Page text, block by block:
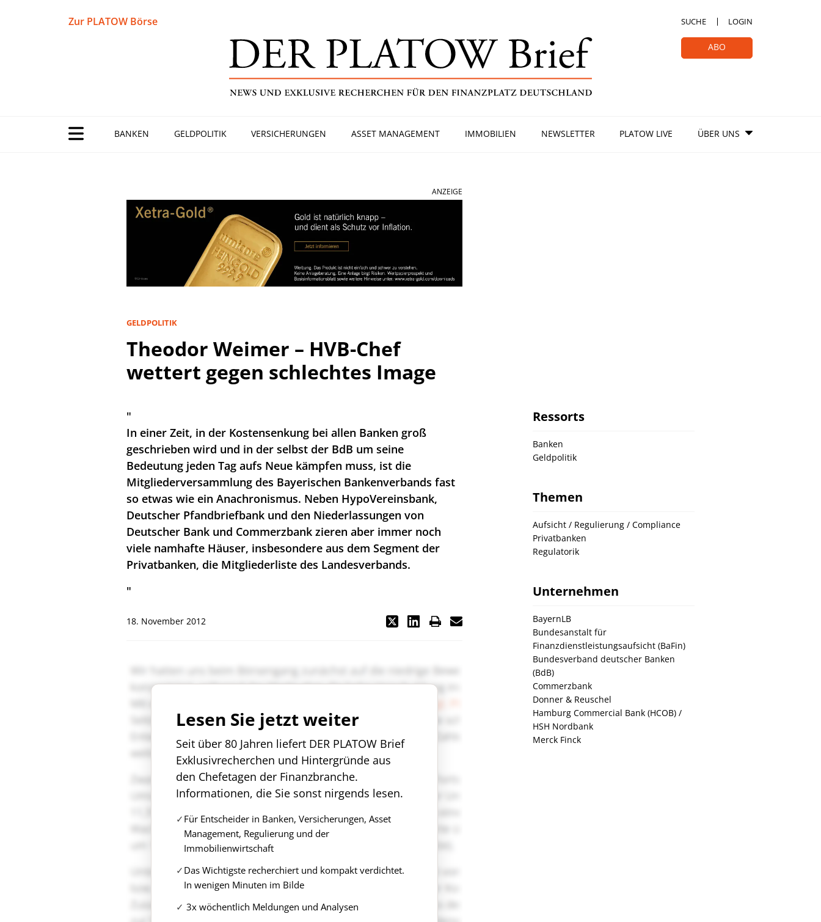
Zur PLATOW Börse SUCHE LOGIN
ABO
BANKEN GELDPOLITIK VERSICHERUNGEN ASSET MANAGEMENT IMMOBILIEN NEWSLETTER PLATOW LIVE ÜBER UNS
ANZEIGE
GELDPOLITIK
Theodor Weimer – HVB-Chef
wettert gegen schlechtes Image
"
In einer Zeit, in der Kostensenkung bei allen Banken groß
geschrieben wird und in der selbst der BdB um seine
Bedeutung jeden Tag aufs Neue kämpfen muss, ist die
Mitgliederversammlung des Bayerischen Bankenverbands fast
so etwas wie ein Anachronismus. Neben HypoVereinsbank,
Deutscher Pfandbriefbank und den Niederlassungen von
Deutscher Bank und Commerzbank zieren aber immer noch
viele namhafte Häuser, insbesondere aus dem Segment der
Privatbanken, die Mitgliederliste des Landesverbands.
"
18. November 2012
Lesen Sie jetzt weiter
Seit über 80 Jahren liefert DER PLATOW Brief
Exklusivrecherchen und Hintergründe aus
den Chefetagen der Finanzbranche.
Informationen, die Sie sonst nirgends lesen.
Für Entscheider in Banken, Versicherungen, Asset
Management, Regulierung und der
Immobilienwirtschaft
Das Wichtigste recherchiert und kompakt verdichtet.
In wenigen Minuten im Bilde
3x wöchentlich Meldungen und Analysen
Ressorts
Banken
Geldpolitik
Themen
Aufsicht / Regulierung / Compliance
Privatbanken
Regulatorik
Unternehmen
BayernLB
Bundesanstalt für
Finanzdienstleistungsaufsicht (BaFin)
Bundesverband deutscher Banken
(BdB)
Commerzbank
Donner & Reuschel
Hamburg Commercial Bank (HCOB) /
HSH Nordbank
Merck Finck